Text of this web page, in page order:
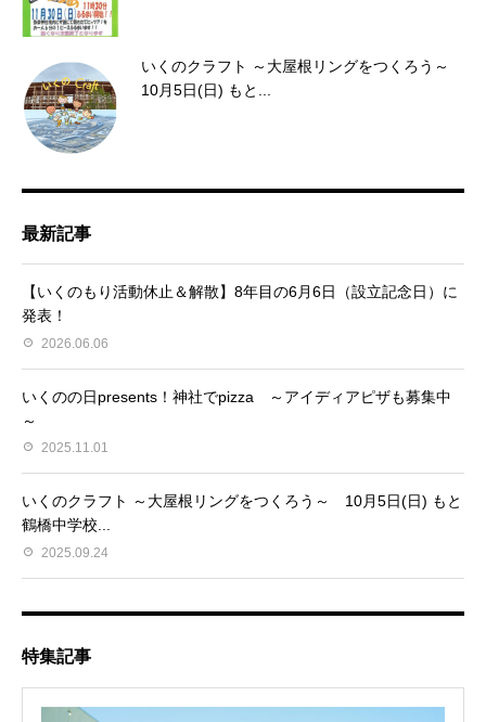
いくのクラフト ～大屋根リングをつくろう～
10月5日(日) もと...
最新記事
【いくのもり活動休止＆解散】8年目の6月6日（設立記念日）に
発表！
2026.06.06
いくのの日presents！神社でpizza ～アイディアピザも募集中
～
2025.11.01
いくのクラフト ～大屋根リングをつくろう～ 10月5日(日) もと
鶴橋中学校...
2025.09.24
特集記事